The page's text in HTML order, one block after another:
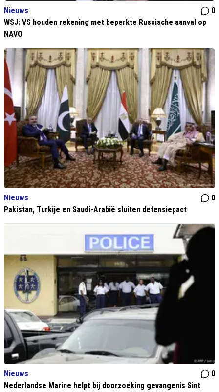
Nieuws
0
WSJ: VS houden rekening met beperkte Russische aanval op
NAVO
Nieuws
0
Pakistan, Turkije en Saudi-Arabië sluiten defensiepact
Nieuws
0
Nederlandse Marine helpt bij doorzoeking gevangenis Sint